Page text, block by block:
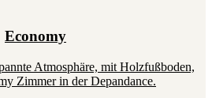
Economy
Atmosphäre, mit Holzfußboden,
Zimmer in der Depandance.